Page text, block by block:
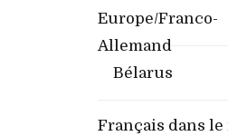
Europe/Franco-
Allemand
Bélarus
Français dans le